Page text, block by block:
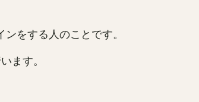
をする人のことです。
ます。